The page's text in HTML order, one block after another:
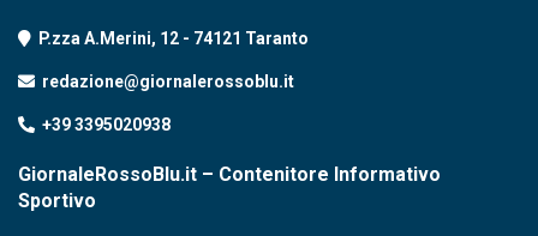
P.zza A.Merini, 12 - 74121 Taranto
redazione@giornalerossoblu.it
+39 3395020938
GiornaleRossoBlu.it – Contenitore Informativo
Sportivo